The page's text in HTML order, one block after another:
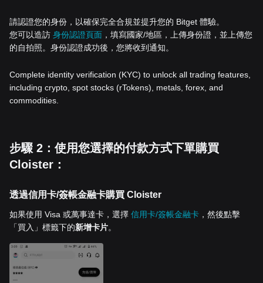
請認證您的身份，以確保完全合規並提升您的 Bitget 體驗。
您可以造訪 身份認證頁面 ，填寫國家/地區，上傳身份證，並上傳您
的自拍照。身份認證成功後，您將收到通知。
Complete identity verification (KYC) to unlock all trading features,
including crypto, spot stocks (rTokens), metals, forex, and
commodities.
步驟 2：使用您選擇的付款方式下單購買
Cloister：
透過信用卡/簽帳金融卡購買 Cloister
如果使用 Visa 或萬事達卡，選擇 信用卡/簽帳金融卡 ，然後點擊
「買入」標籤下的新增卡片。